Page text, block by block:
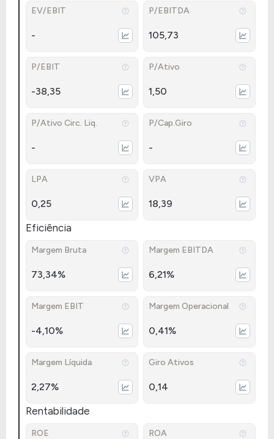
EV/EBIT
-
P/EBITDA
105,73
P/EBIT
-38,35
P/Ativo
1,50
P/Ativo Circ. Liq.
-
P/Cap.Giro
-
LPA
0,25
VPA
18,39
Eficiência
Margem Bruta
73,34%
Margem EBITDA
6,21%
Margem EBIT
-4,10%
Margem Operacional
0,41%
Margem Líquida
2,27%
Giro Ativos
0,14
Rentabilidade
ROE ROA